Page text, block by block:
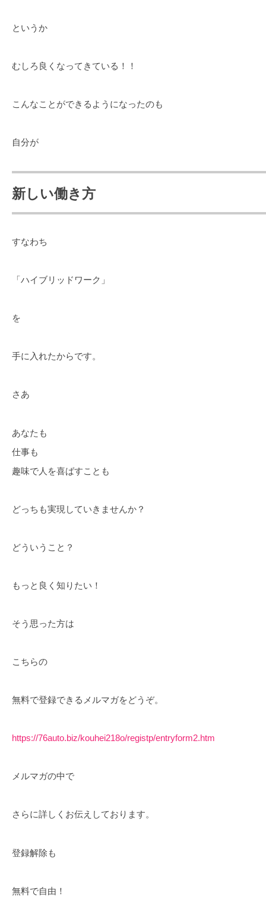
というか
むしろ良くなってきている！！
こんなことができるようになったのも
自分が
新しい働き方
すなわち
「ハイブリッドワーク」
を
手に入れたからです。
さあ
あなたも
仕事も
趣味で人を喜ばすことも
どっちも実現していきませんか？
どういうこと？
もっと良く知りたい！
そう思った方は
こちらの
無料で登録できるメルマガをどうぞ。
https://76auto.biz/kouhei218o/registp/entryform2.htm
メルマガの中で
さらに詳しくお伝えしております。
登録解除も
無料で自由！